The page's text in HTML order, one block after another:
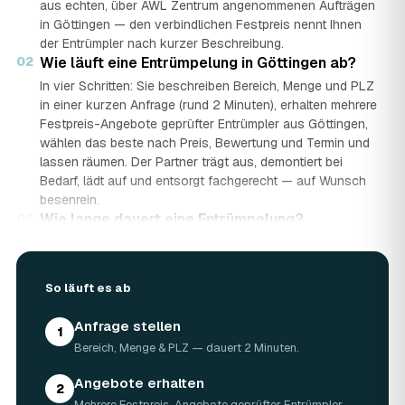
aus echten, über AWL Zentrum angenommenen Aufträgen
in Göttingen — den verbindlichen Festpreis nennt Ihnen
der Entrümpler nach kurzer Beschreibung.
02 Wie läuft eine Entrümpelung in Göttingen ab?
In vier Schritten: Sie beschreiben Bereich, Menge und PLZ
in einer kurzen Anfrage (rund 2 Minuten), erhalten mehrere
Festpreis-Angebote geprüfter Entrümpler aus Göttingen,
wählen das beste nach Preis, Bewertung und Termin und
lassen räumen. Der Partner trägt aus, demontiert bei
Bedarf, lädt auf und entsorgt fachgerecht — auf Wunsch
besenrein.
Wie lange dauert eine Entrümpelung?
eine komplette Wohnung oder ein Haus in Göttingen kann
schon innerhalb weniger Tage, bei akuten Fällen wie einer
Messie-Wohnung auch kurzfristig.
Welche Gegenstände werden bei der
Entrümpelung entsorgt?
Mitgenommen wird praktisch der gesamte Hausrat: Möbel,
So läuft es ab
1 Anfrage stellen
Bereich, Menge & PLZ — dauert 2 Minuten.
2 Angebote erhalten